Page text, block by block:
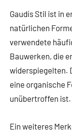
Gaudís Stil ist in
natürlichen
verwendete
Bauwerken, die
widerspiegelten.
eine organische
unübertroffen ist.
Ein weiteres